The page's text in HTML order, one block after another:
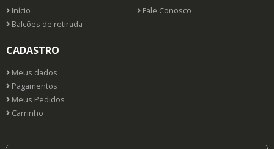
Início
Fale Conosco
Balcões de retirada
CADASTRO
Meus dados
Pagamentos
Meus Pedidos
Carrinho